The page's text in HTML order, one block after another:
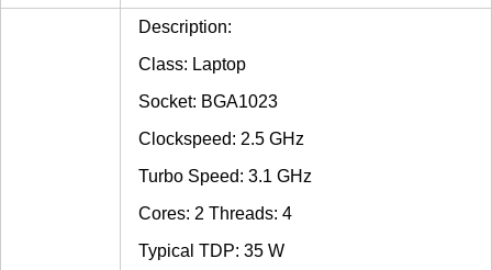
Description:
Class: Laptop
Socket: BGA1023
Clockspeed: 2.5 GHz
Turbo Speed: 3.1 GHz
Cores: 2 Threads: 4
Typical TDP: 35 W